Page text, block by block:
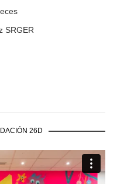
SRGER
26D